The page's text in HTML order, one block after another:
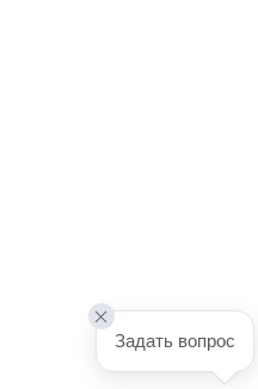
Задать вопрос